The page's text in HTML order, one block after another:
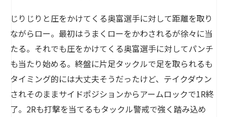
じりじりと圧をかけてくる奥富選手に対して距離を取り
ながらロー。最初はうまくローをかわされるが徐々に当
たる。それでも圧をかけてくる奥富選手に対してパンチ
も当たり始める。終盤に片足タックルで足を取られるも
タイミング的には大丈夫そうだったけど、テイクダウン
されそのままサイドポジションからアームロックで1R終
了。2Rも打撃を当てるもタックル警戒で強く踏み込め